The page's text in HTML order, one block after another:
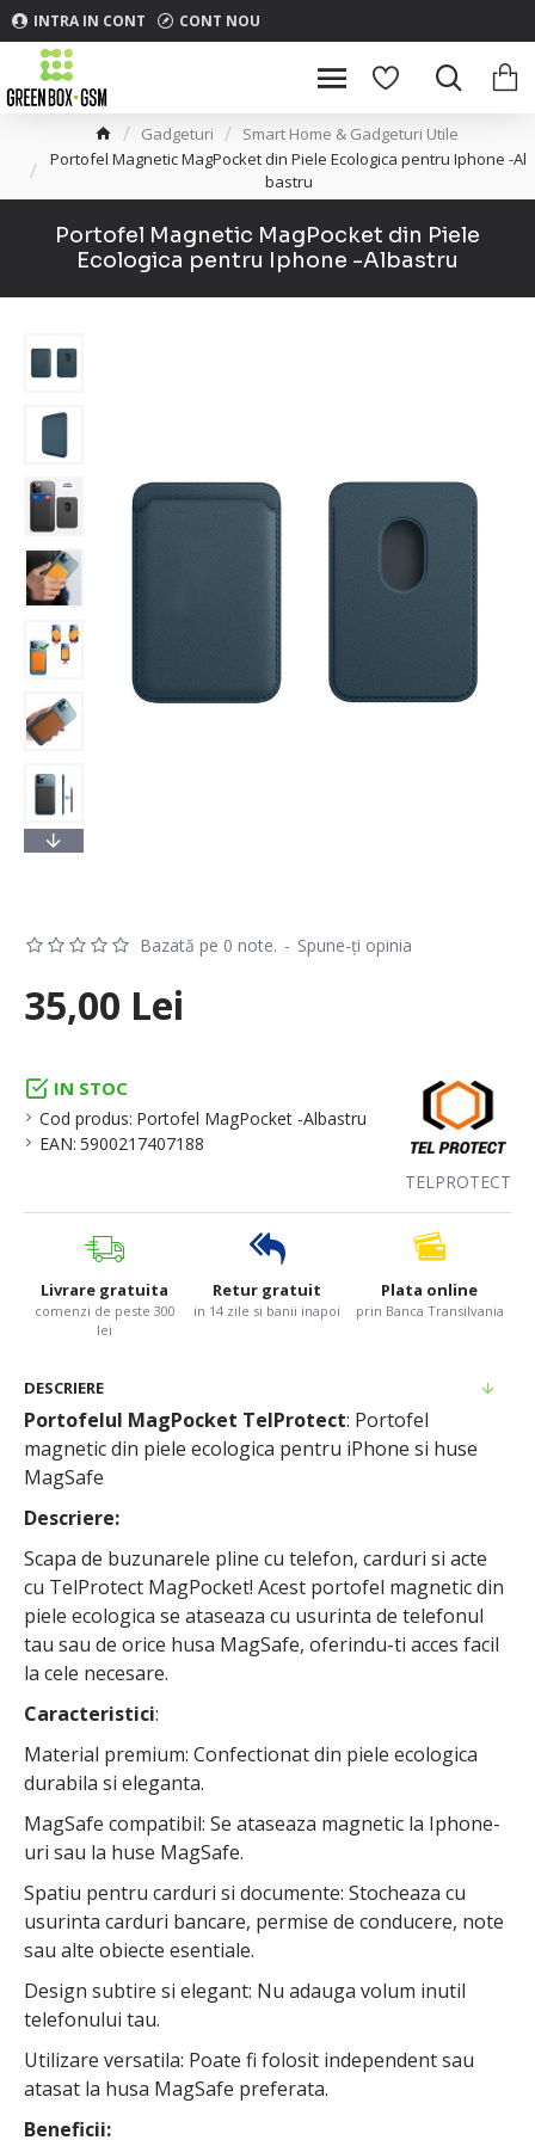
INTRA IN CONT CONT NOU
Gadgeturi
Smart Home & Gadgeturi Utile
Portofel Magnetic MagPocket din Piele Ecologica pentru Iphone -Al
bastru
Portofel Magnetic MagPocket din Piele
Ecologica pentru Iphone -Albastru
IN STOC
Cod produs: Portofel MagPocket -Albastru
EAN: 5900217407188
TELPROTECT
Bazată pe 0 note. - Spune-ţi opinia
35,00 Lei
Livrare gratuita
comenzi de peste 300
lei
Retur gratuit
in 14 zile si banii inapoi
Plata online
prin Banca Transilvania
DESCRIERE
Portofelul MagPocket TelProtect: Portofel
magnetic din piele ecologica pentru iPhone si huse
MagSafe
Descriere:
Scapa de buzunarele pline cu telefon, carduri si acte
cu TelProtect MagPocket! Acest portofel magnetic din
piele ecologica se ataseaza cu usurinta de telefonul
tau sau de orice husa MagSafe, oferindu-ti acces facil
la cele necesare.
Caracteristici:
Material premium: Confectionat din piele ecologica
durabila si eleganta.
MagSafe compatibil: Se ataseaza magnetic la Iphone-
uri sau la huse MagSafe.
Spatiu pentru carduri si documente: Stocheaza cu
usurinta carduri bancare, permise de conducere, note
sau alte obiecte esentiale.
Design subtire si elegant: Nu adauga volum inutil
telefonului tau.
Utilizare versatila: Poate fi folosit independent sau
atasat la husa MagSafe preferata.
Beneficii: